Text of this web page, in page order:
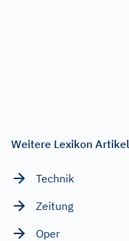
Weitere Lexikon Artikel
Technik
Zeitung
Oper